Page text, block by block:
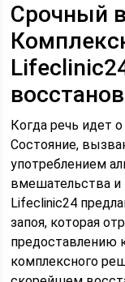
Срочный
Когда речь идет
Состояние,
употреблением
вмешательства
Lifeclinic24
запоя, которая
предоставлению
комплексного